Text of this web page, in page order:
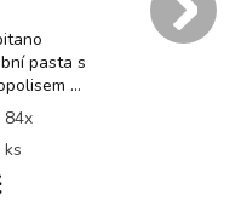
pasta s
...
84x